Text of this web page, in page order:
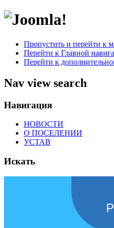
Пропустить и перейти к
Перейти к Главной
Перейти к
Nav view search
Навигация
НОВОСТИ
О ПОСЕЛЕНИИ
УСТАВ
Искать